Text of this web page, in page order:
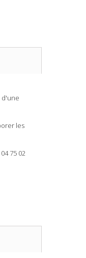
d'une
les
75 02